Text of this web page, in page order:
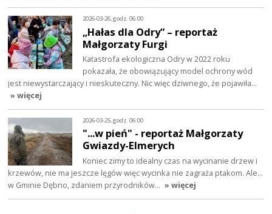
2026-03-26, godz. 06:00
„Hałas dla Odry” – reportaż
Małgorzaty Furgi
Katastrofa ekologiczna Odry w 2022 roku
pokazała, że obowiązujący model ochrony wód
jest niewystarczający i nieskuteczny. Nic więc dziwnego, że pojawiła…
» więcej
2026-03-25, godz. 06:00
"...w pień" - reportaż Małgorzaty
Gwiazdy-Elmerych
Koniec zimy to idealny czas na wycinanie drzew i
krzewów, nie ma jeszcze lęgów więc wycinka nie zagraża ptakom. Ale...
w Gminie Dębno, zdaniem przyrodników… » więcej